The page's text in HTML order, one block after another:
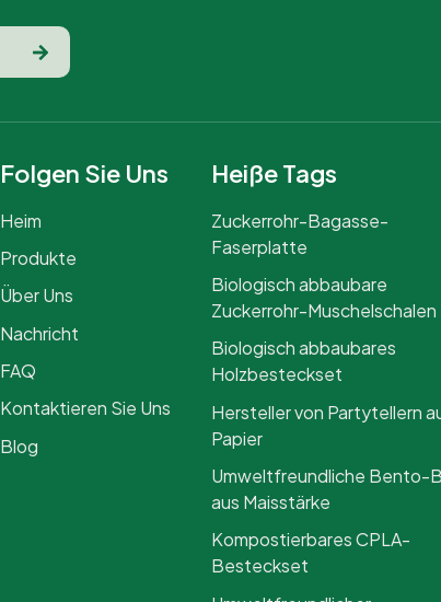
Folgen Sie Uns
Heim
Produkte
Über Uns
Nachricht
FAQ
Kontaktieren Sie Uns
Blog
Heiße Tags
Zuckerrohr-Bagasse-
Faserplatte
Biologisch abbaubare
Zuckerrohr-Muschelschalen
Biologisch abbaubares
Holzbesteckset
Hersteller von Partytellern
Papier
Umweltfreundliche Bento-
aus Maisstärke
Kompostierbares CPLA-
Besteckset